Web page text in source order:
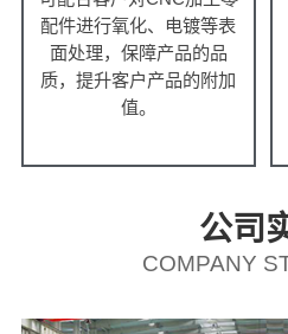
配件进行氧化、电镀等表
面处理，保障产品的品
质，提升客户产品的附加
值。
公司
COMPANY